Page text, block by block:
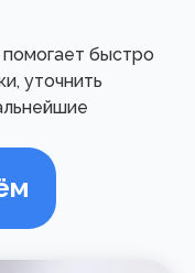
помогает быстро
уточнить